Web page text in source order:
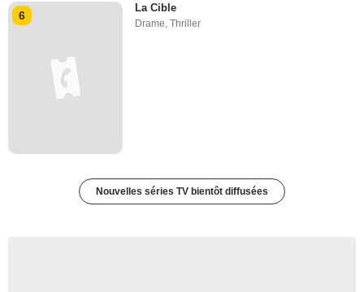
6
La Cible
Drame ,Thriller
Nouvelles séries TV bientôt diffusées